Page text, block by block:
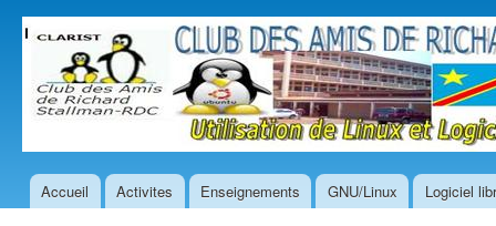
Menu principal
Accueil Activites Enseignements GNU/Linux Logiciel